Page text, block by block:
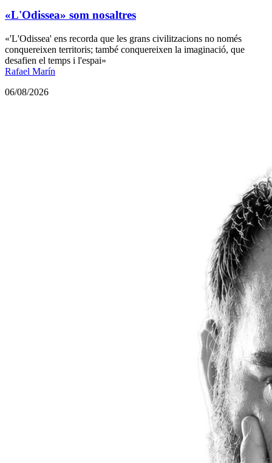
«L'Odissea» som nosaltres
«'L'Odissea' ens recorda que les grans civilitzacions no només
conquereixen territoris; també conquereixen la imaginació, que
desafien el temps i l'espai»
Rafael Marín
06/08/2026